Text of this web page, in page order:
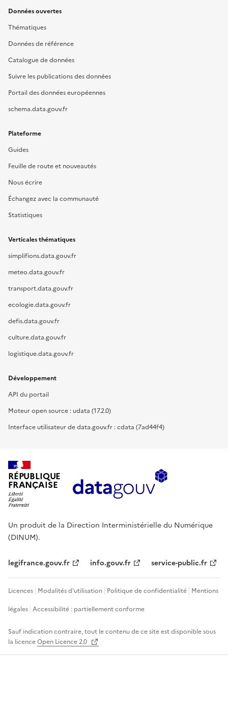
Données ouvertes
Thématiques
Données de référence
Catalogue de données
Suivre les publications des données
Portail des données européennes
schema.data.gouv.fr
Plateforme
Guides
Feuille de route et nouveautés
Nous écrire
Échangez avec la communauté
Statistiques
Verticales thématiques
simplifions.data.gouv.fr
meteo.data.gouv.fr
transport.data.gouv.fr
ecologie.data.gouv.fr
defis.data.gouv.fr
culture.data.gouv.fr
logistique.data.gouv.fr
Développement
API du portail
Moteur open source : udata (17.2.0)
Interface utilisateur de data.gouv.fr : cdata (7ad44f4)
RÉPUBLIQUE
FRANÇAISE
Un produit de la Direction Interministérielle du Numérique
(DINUM).
legifrance.gouv.fr info.gouv.fr service-public.fr
Licences Modalités d'utilisation Politique de confidentialité Mentions
légales Accessibilité : partiellement conforme
Sauf indication contraire, tout le contenu de ce site est disponible sous
la licenceOpen Licence 2.0